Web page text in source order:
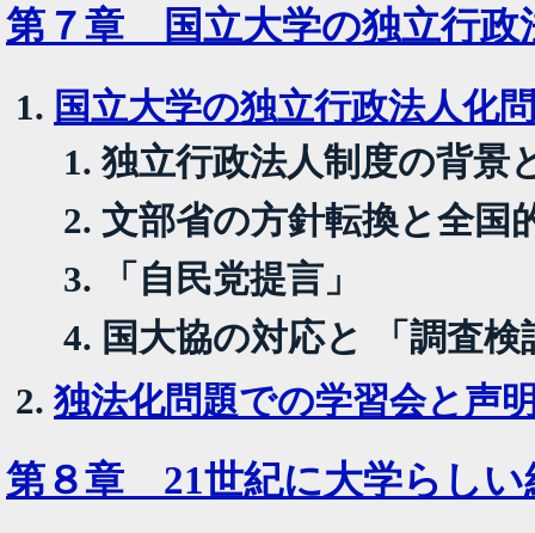
第７章 国立大学の独立行政
国立大学の独立行政法人化
独立行政法人制度の背景
文部省の方針転換と全国
「自民党提言」
国大協の対応と 「調査検
独法化問題での学習会と声
第８章 21世紀に大学らしい